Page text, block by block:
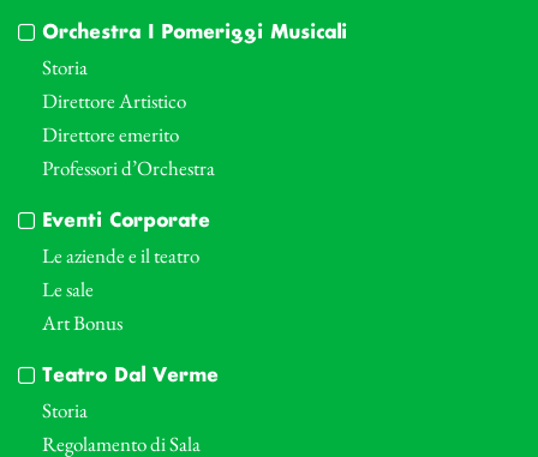
Orchestra I Pomeriggi Musicali
Storia
Direttore Artistico
Direttore emerito
Professori d’Orchestra
Eventi Corporate
Le aziende e il teatro
Le sale
Art Bonus
Teatro Dal Verme
Storia
Regolamento di Sala